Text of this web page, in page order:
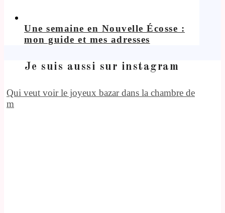
Une semaine en Nouvelle Écosse :
mon guide et mes adresses
Je suis aussi sur instagram
Qui veut voir le joyeux bazar dans la chambre de
m